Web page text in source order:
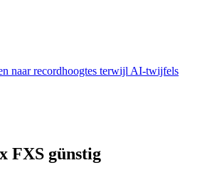
naar recordhoogtes terwijl AI-twijfels
FXS günstig